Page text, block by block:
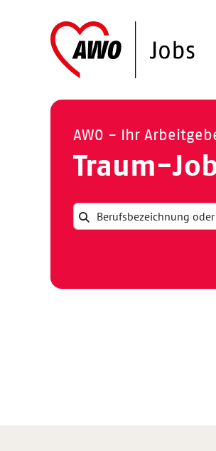
AWO - Ihr
Traum-